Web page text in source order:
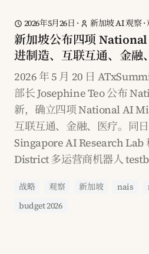
2026年5月26日 · 新加坡 AI 观察·
新加坡公布四项
进制造、互联互通、金融
2026 年 5 月 20 日
部长 Josephine Teo 公布
新，确立四项 National AI
互联互通、金融、医疗。同
Singapore AI Research Lab
District 多运营商机器人
战略 观察 新加坡 nais
budget 2026